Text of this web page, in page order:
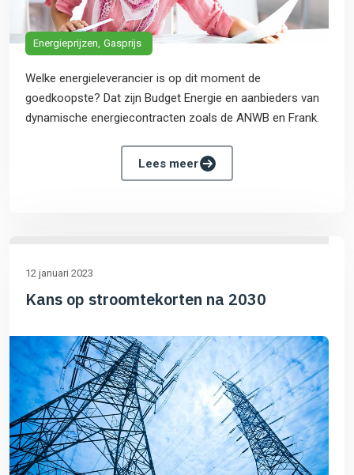
Energieprijzen Gasprijs
Welke energieleverancier is op dit moment de
goedkoopste? Dat zijn Budget Energie en aanbieders van
dynamische energiecontracten zoals de ANWB en Frank.
Lees meer
12 januari 2023
Kans op stroomtekorten na 2030